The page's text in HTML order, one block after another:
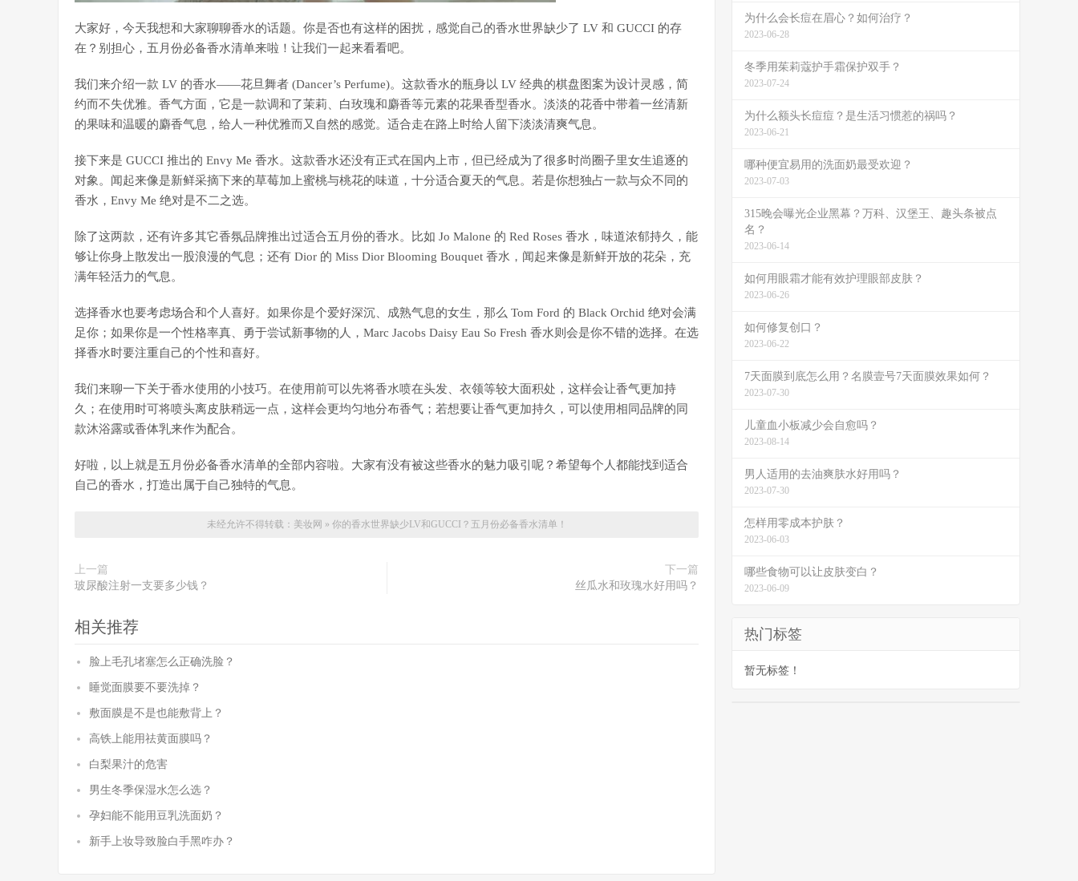
大家好，今天我想和大家聊聊香水的话题。你是否也有这样的困扰，感觉自己的香水世界缺少了 LV 和 GUCCI 的存
在？别担心，五月份必备香水清单来啦！让我们一起来看看吧。
我们来介绍一款 LV 的香水——花旦舞者 (Dancer’s Perfume)。这款香水的瓶身以 LV 经典的棋盘图案为设计灵感，简
约而不失优雅。香气方面，它是一款调和了茉莉、白玫瑰和麝香等元素的花果香型香水。淡淡的花香中带着一丝清新
的果味和温暖的麝香气息，给人一种优雅而又自然的感觉。适合走在路上时给人留下淡淡清爽气息。
接下来是 GUCCI 推出的 Envy Me 香水。这款香水还没有正式在国内上市，但已经成为了很多时尚圈子里女生追逐的
对象。闻起来像是新鲜采摘下来的草莓加上蜜桃与桃花的味道，十分适合夏天的气息。若是你想独占一款与众不同的
香水，Envy Me 绝对是不二之选。
除了这两款，还有许多其它香氛品牌推出过适合五月份的香水。比如 Jo Malone 的 Red Roses 香水，味道浓郁持久，能
够让你身上散发出一股浪漫的气息；还有 Dior 的 Miss Dior Blooming Bouquet 香水，闻起来像是新鲜开放的花朵，充
满年轻活力的气息。
选择香水也要考虑场合和个人喜好。如果你是个爱好深沉、成熟气息的女生，那么 Tom Ford 的 Black Orchid 绝对会满
足你；如果你是一个性格率真、勇于尝试新事物的人，Marc Jacobs Daisy Eau So Fresh 香水则会是你不错的选择。在选
择香水时要注重自己的个性和喜好。
我们来聊一下关于香水使用的小技巧。在使用前可以先将香水喷在头发、衣领等较大面积处，这样会让香气更加持
久；在使用时可将喷头离皮肤稍远一点，这样会更均匀地分布香气；若想要让香气更加持久，可以使用相同品牌的同
款沐浴露或香体乳来作为配合。
好啦，以上就是五月份必备香水清单的全部内容啦。大家有没有被这些香水的魅力吸引呢？希望每个人都能找到适合
自己的香水，打造出属于自己独特的气息。
未经允许不得转载： 美妆网 » 你的香水世界缺少LV和GUCCI？五月份必备香水清单！
上一篇
玻尿酸注射一支要多少钱？
下一篇
丝瓜水和玫瑰水好用吗？
相关推荐
脸上毛孔堵塞怎么正确洗脸？
睡觉面膜要不要洗掉？
敷面膜是不是也能敷背上？
高铁上能用祛黄面膜吗？
白梨果汁的危害
男生冬季保湿水怎么选？
孕妇能不能用豆乳洗面奶？
新手上妆导致脸白手黑咋办？
为什么会长痘在眉心？如何治疗？
2023-06-28
冬季用茱莉蔻护手霜保护双手？
2023-07-24
为什么额头长痘痘？是生活习惯惹的祸吗？
2023-06-21
哪种便宜易用的洗面奶最受欢迎？
2023-07-03
315晚会曝光企业黑幕？万科、汉堡王、趣头条被点
名？
2023-06-14
如何用眼霜才能有效护理眼部皮肤？
2023-06-26
如何修复创口？
2023-06-22
7天面膜到底怎么用？名膜壹号7天面膜效果如何？
2023-07-30
儿童血小板减少会自愈吗？
2023-08-14
男人适用的去油爽肤水好用吗？
2023-07-30
怎样用零成本护肤？
2023-06-03
哪些食物可以让皮肤变白？
2023-06-09
热门标签
暂无标签！